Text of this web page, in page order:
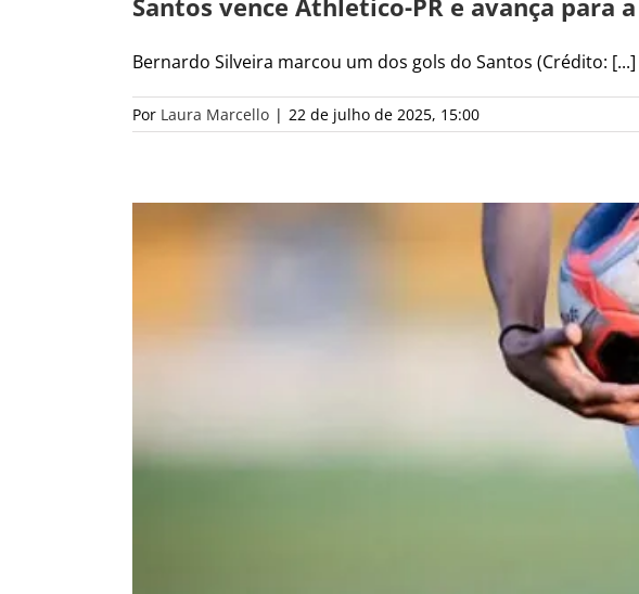
Bernardo Silveira marcou um dos gols do Santos (Crédito: [...]
Por Laura Marcello | 22 de julho de 2025, 15:00